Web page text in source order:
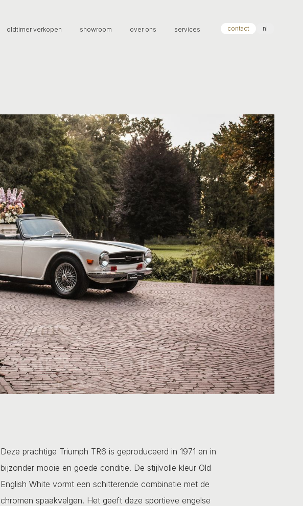
oldtimer verkopen showroom over ons services contact nl
Deze prachtige Triumph TR6 is geproduceerd in 1971 en in
bijzonder mooie en goede conditie. De stijlvolle kleur Old
English White vormt een schitterende combinatie met de
chromen spaakvelgen. Het geeft deze sportieve engelse